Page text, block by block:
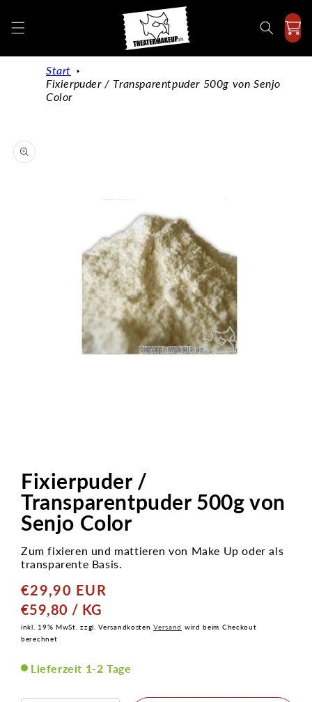
Inhalt
Start
Fixierpuder / Transparentpuder 500g von Senjo
Color
Modal
öffnenFixierpuder /
Transparentpuder 500g von
Senjo Color
Zum fixieren und mattieren von Make Up oder als
transparente Basis.
Normaler
Preis
€29,90 EUR
GRUNDPREIS
€59,80 / PRO
KG
inkl. 19% MwSt. zzgl. VersandkostenVersand wird beim Checkout
berechnet
Lieferzeit 1-2 Tage